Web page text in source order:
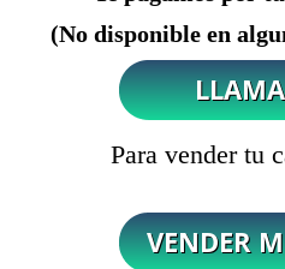
(No disponible en
Para vender tu